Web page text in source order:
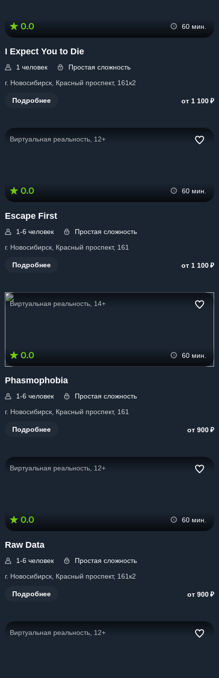
0.0 60 мин.
I Expect You to Die
1 человек
Простая сложность
г. Новосибирск, Красный проспект, 161к2
Подробнее от 1 100₽
Виртуальная реальность, 12+
0.0 60 мин.
Escape First
1-6 человек
Простая сложность
г. Новосибирск, Красный проспект, 161
Подробнее от 1 100₽
Виртуальная реальность, 14+
0.0 60 мин.
Phasmophobia
1-6 человек
Простая сложность
г. Новосибирск, Красный проспект, 161
Подробнее от 900₽
Виртуальная реальность, 12+
0.0 60 мин.
Raw Data
1-6 человек
Простая сложность
г. Новосибирск, Красный проспект, 161к2
Подробнее от 900₽
Виртуальная реальность, 12+